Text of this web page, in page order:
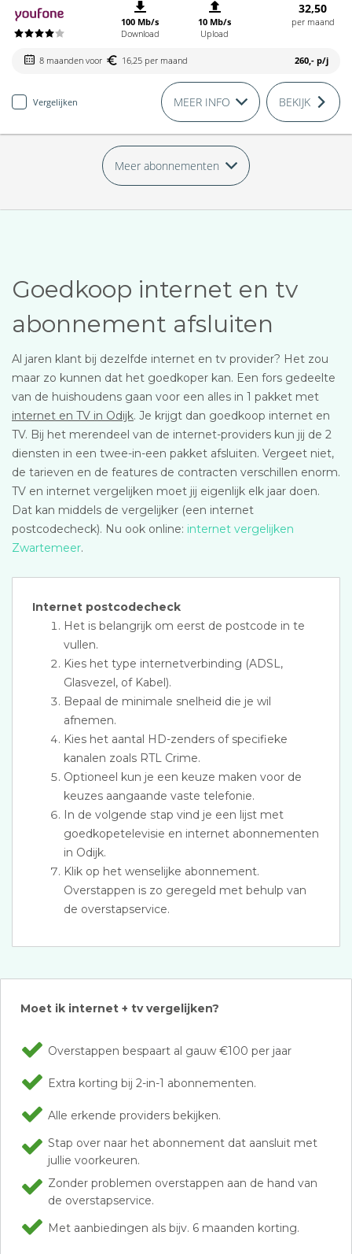
100 Mb/s
Download
10 Mb/s
Upload
32,50
per maand
8 maanden voor 16,25 per maand 260,- p/j
Vergelijken MEER INFO BEKIJK
Meer abonnementen
Goedkoop internet en tv
abonnement afsluiten
Al jaren klant bij dezelfde internet en tv provider? Het zou
maar zo kunnen dat het goedkoper kan. Een fors gedeelte
van de huishoudens gaan voor een alles in 1 pakket met
internet en TV in Odijk. Je krijgt dan goedkoop internet en
TV. Bij het merendeel van de internet-providers kun jij de 2
diensten in een twee-in-een pakket afsluiten. Vergeet niet,
de tarieven en de features de contracten verschillen enorm.
TV en internet vergelijken moet jij eigenlijk elk jaar doen.
Dat kan middels de vergelijker (een internet
postcodecheck). Nu ook online: internet vergelijken
Zwartemeer.
Internet postcodecheck
Het is belangrijk om eerst de postcode in te
vullen.
Kies het type internetverbinding (ADSL,
Glasvezel, of Kabel).
Bepaal de minimale snelheid die je wil
afnemen.
Kies het aantal HD-zenders of specifieke
kanalen zoals RTL Crime.
Optioneel kun je een keuze maken voor de
keuzes aangaande vaste telefonie.
In de volgende stap vind je een lijst met
goedkopetelevisie en internet abonnementen
in Odijk.
Klik op het wenselijke abonnement.
Overstappen is zo geregeld met behulp van
de overstapservice.
Moet ik internet + tv vergelijken?
Overstappen bespaart al gauw €100 per jaar
Extra korting bij 2-in-1 abonnementen.
Alle erkende providers bekijken.
Stap over naar het abonnement dat aansluit met
jullie voorkeuren.
Zonder problemen overstappen aan de hand van
de overstapservice.
Met aanbiedingen als bijv. 6 maanden korting.